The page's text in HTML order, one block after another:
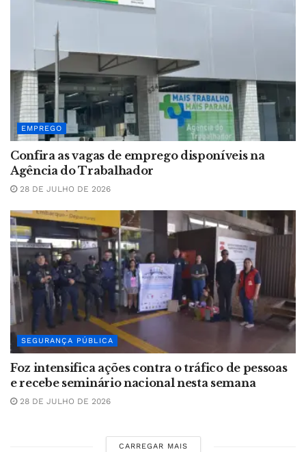
EMPREGO
Confira as vagas de emprego disponíveis na
Agência do Trabalhador
28 DE JULHO DE 2026
SEGURANÇA PÚBLICA
Foz intensifica ações contra o tráfico de pessoas
e recebe seminário nacional nesta semana
28 DE JULHO DE 2026
CARREGAR MAIS